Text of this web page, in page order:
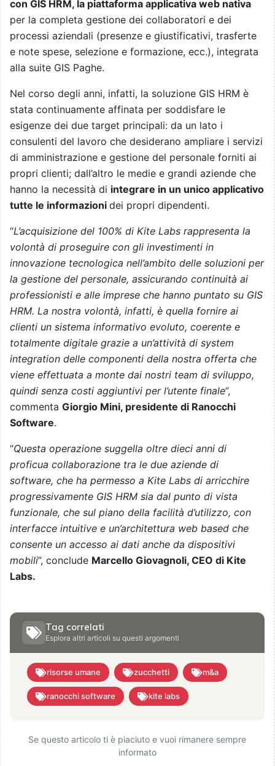
con GIS HRM, la piattaforma applicativa web nativa
per la completa gestione dei collaboratori e dei
processi aziendali (presenze e giustificativi, trasferte
e note spese, selezione e formazione, ecc.), integrata
alla suite GIS Paghe.
Nel corso degli anni, infatti, la soluzione GIS HRM è
stata continuamente affinata per soddisfare le
esigenze dei due target principali: da un lato i
consulenti del lavoro che desiderano ampliare i servizi
di amministrazione e gestione del personale forniti ai
propri clienti; dall’altro le medie e grandi aziende che
hanno la necessità di integrare in un unico applicativo
tutte le informazioni dei propri dipendenti.
“L’acquisizione del 100% di Kite Labs rappresenta la
volontà di proseguire con gli investimenti in
innovazione tecnologica nell’ambito delle soluzioni per
la gestione del personale, assicurando continuità ai
professionisti e alle imprese che hanno puntato su GIS
HRM. La nostra volontà, infatti, è quella fornire ai
clienti un sistema informativo evoluto, coerente e
totalmente digitale grazie a un’attività di system
integration delle componenti della nostra offerta che
viene effettuata a monte dai nostri team di sviluppo,
quindi senza costi aggiuntivi per l’utente finale”,
commenta Giorgio Mini, presidente di Ranocchi
Software.
“Questa operazione suggella oltre dieci anni di
proficua collaborazione tra le due aziende di
software, che ha permesso a Kite Labs di arricchire
progressivamente GIS HRM sia dal punto di vista
funzionale, che sul piano della facilità d’utilizzo, con
interfacce intuitive e un’architettura web based che
consente un accesso ai dati anche da dispositivi
mobili”, conclude Marcello Giovagnoli, CEO di Kite
Labs.
Tag correlati
Esplora altri articoli su questi argomenti
risorse umane zucchetti m&a
ranocchi software kite labs
Se questo articolo ti è piaciuto e vuoi rimanere sempre
informato